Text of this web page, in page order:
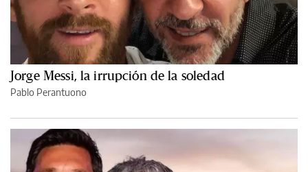
Jorge Messi, la irrupción de la soledad
Pablo Perantuono